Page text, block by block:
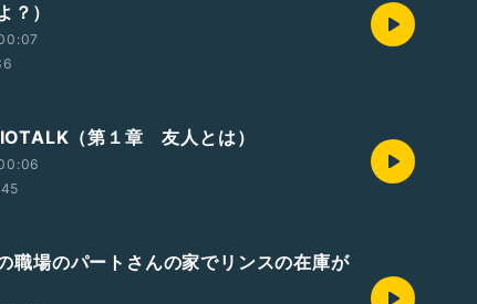
？）
（第１章 友人とは）
職場のパートさんの家でリンスの在庫が